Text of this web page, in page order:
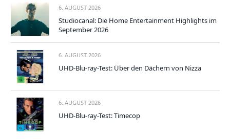
6. AUGUST 2026
Studiocanal: Die Home Entertainment Highlights im
September 2026
6. AUGUST 2026
UHD-Blu-ray-Test: Über den Dächern von Nizza
6. AUGUST 2026
UHD-Blu-ray-Test: Timecop